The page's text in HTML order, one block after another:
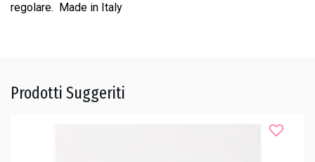
regolare. Made in Italy
Prodotti Suggeriti